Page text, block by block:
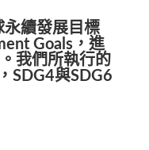
永續發展目標
Goals，進
我們所執行的
SDG4與SDG6